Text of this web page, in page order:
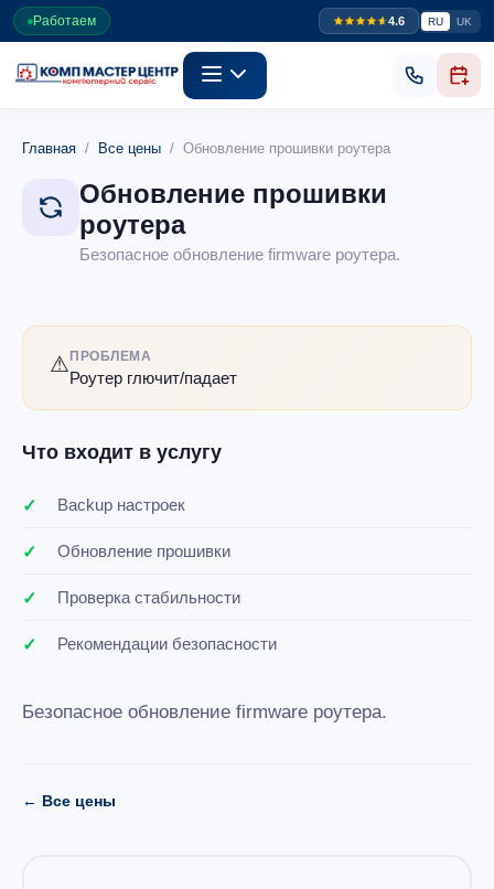
Работаем 4.6 RU UK
Главная / Все цены / Обновление прошивки роутера
Обновление прошивки
роутера
Безопасное обновление firmware роутера.
⚠ ПРОБЛЕМА
Роутер глючит/падает
Что входит в услугу
Backup настроек
Обновление прошивки
Проверка стабильности
Рекомендации безопасности
Безопасное обновление firmware роутера.
← Все цены